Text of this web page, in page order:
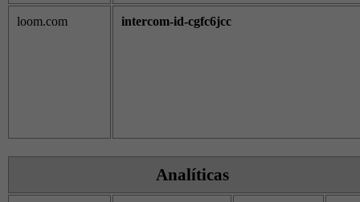
loom.com intercom-id-cgfc6jcc
Analíticas